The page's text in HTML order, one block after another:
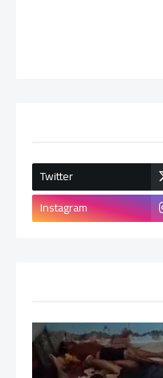
Twitter
Instagram